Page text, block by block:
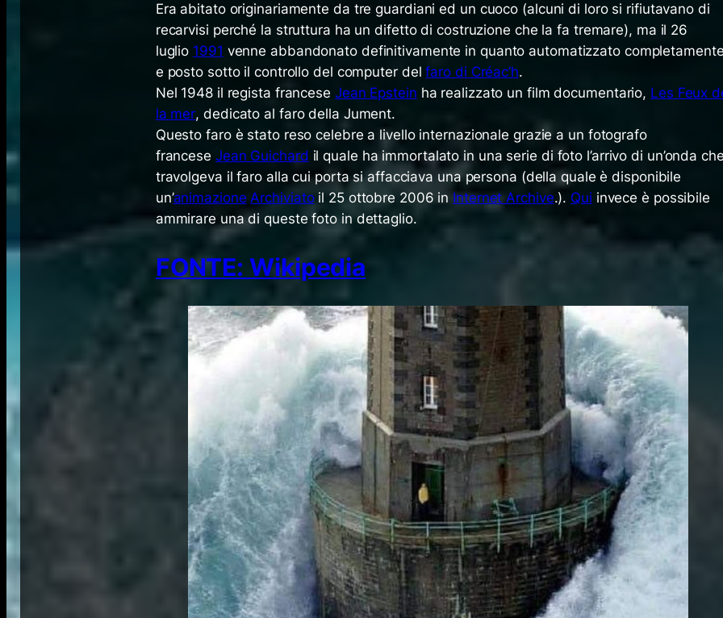
Era abitato originariamente da tre guardiani ed un cuoco (alcuni di loro si rifiutavano di
recarvisi perché la struttura ha un difetto di costruzione che la fa tremare), ma il 26
luglio 1991 venne abbandonato definitivamente in quanto automatizzato
e posto sotto il controllo del computer delfaro di Créac’h.
Nel 1948 il regista francese Jean Epstein ha realizzato un film documentario, Les Feux
la mer, dedicato al faro della Jument.
Questo faro è stato reso celebre a livello internazionale grazie a un fotografo
francese Jean Guichard il quale ha immortalato in una serie di foto l’arrivo di un’onda
travolgeva il faro alla cui porta si affacciava una persona (della quale è disponibile
un’animazione Archiviatoil 25 ottobre 2006 in Internet Archive.). Qui invece è possibile
ammirare una di queste foto in dettaglio.
FONTE: Wikipedia